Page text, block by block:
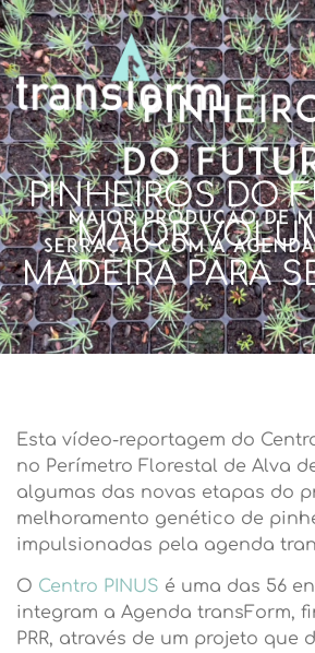
PINHEIROS DO
MAIOR
MADEIRA PARA
Esta vídeo-reportagem do
no Perímetro Florestal de Alva
algumas das novas etapas do
melhoramento genético de
impulsionadas pela agenda
O Centro PINUS é uma das 56
integram a Agenda transForm,
PRR, através de um projeto que